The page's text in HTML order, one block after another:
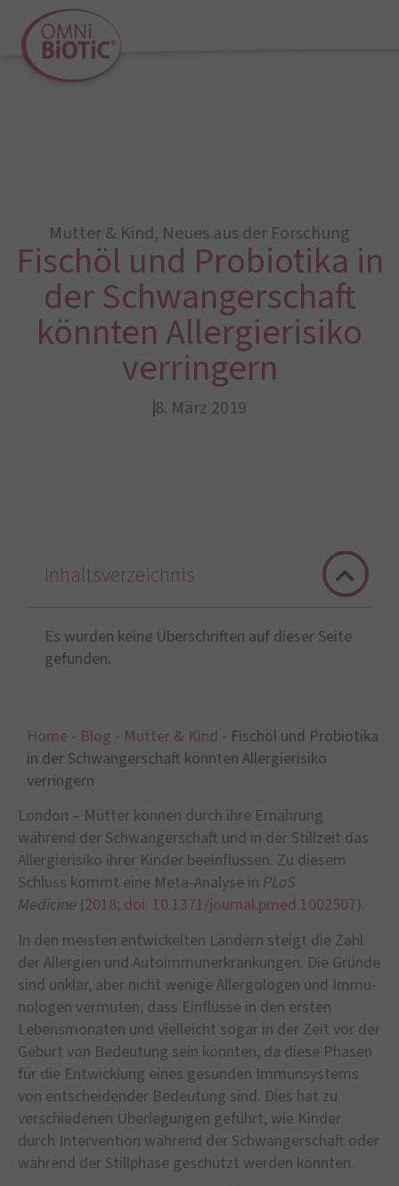
Mutter & Kind, Neues aus der Forschung
Fischöl und Probiotika in
der Schwangerschaft
könnten Allergierisiko
verringern
8. März 2019
Home - Blog - Mutter & Kind - Fischöl und Probiotika
in der Schwangerschaft könnten Allergierisiko
verringern
London – Mütter können durch ihre Ernährung
während der Schwangerschaft und in der Stillzeit das
Allergierisiko ihrer Kinder beeinflussen. Zu diesem
Schluss kommt eine Meta-Analyse in PLoS
Medicine (2018; doi: 10.1371/journal.pmed.1002507).
In den meisten entwickelten Ländern steigt die Zahl
der Allergien und Autoimmun­erkrankungen. Die Gründe
sind unklar, aber nicht wenige Allergologen und Immu­
nologen vermuten, dass Einflüsse in den ersten
Lebensmonaten und vielleicht sogar in der Zeit vor der
Geburt von Bedeutung sein könnten, da diese Phasen
für die Entwick­lung eines gesunden Immunsystems
von entscheidender Bedeutung sind. Dies hat zu
verschiedenen Überlegungen geführt, wie Kinder
durch Intervention während der Schwangerschaft oder
während der Stillphase geschützt werden könnten.
Inhaltsverzeichnis
Es wurden keine Überschriften auf dieser Seite
gefunden.